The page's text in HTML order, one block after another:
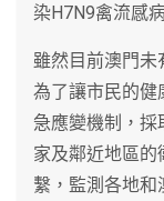
染H7N9禽流感
雖然目前澳門未
為了讓市民的健
急應變機制，採
家及鄰近地區
繫，監測各地